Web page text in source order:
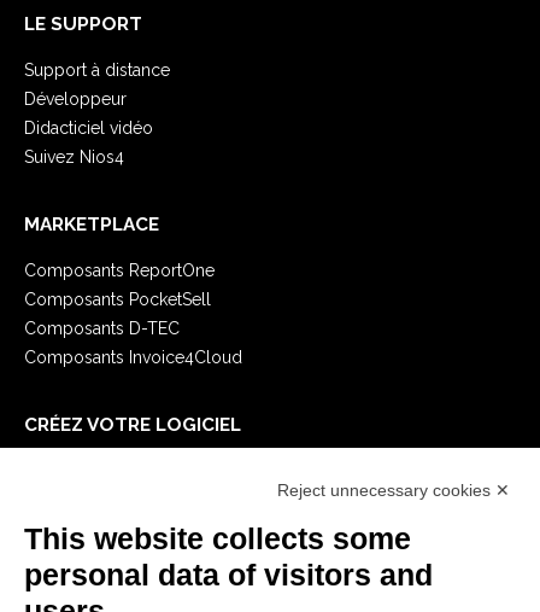
LE SUPPORT
Support à distance
Développeur
Didacticiel vidéo
Suivez Nios4
MARKETPLACE
Composants ReportOne
Composants PocketSell
Composants D-TEC
Composants Invoice4Cloud
CRÉEZ VOTRE LOGICIEL
E-Book
Reject unnecessary cookies ✕
This website collects some
personal data of visitors and